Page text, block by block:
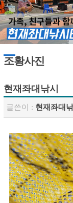
조황사진
현재좌대낚시
글쓴이 : 현재좌대